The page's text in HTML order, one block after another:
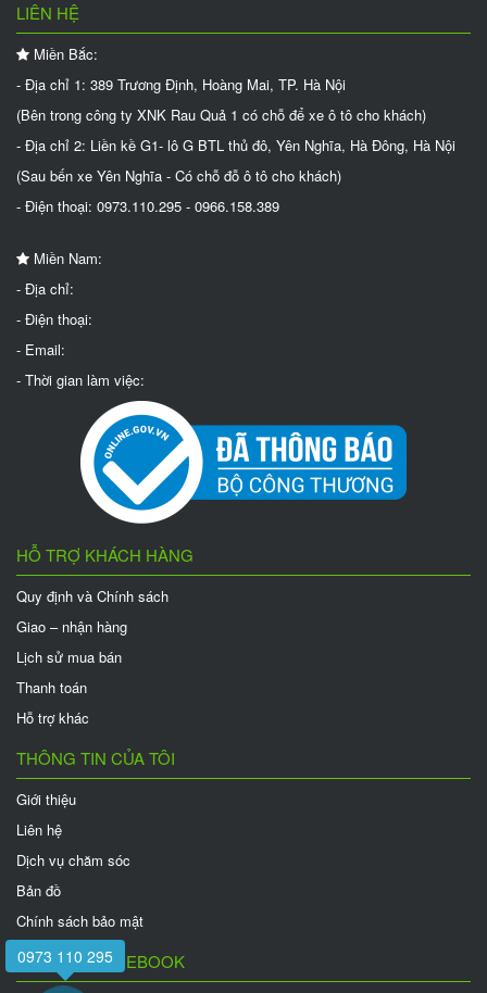
LIÊN HỆ
Miền Bắc:
- Địa chỉ 1: 389 Trương Định, Hoàng Mai, TP. Hà Nội
(Bên trong công ty XNK Rau Quả 1 có chỗ để xe ô tô cho khách)
- Địa chỉ 2: Liền kề G1- lô G BTL thủ đô, Yên Nghĩa, Hà Đông, Hà Nội
(Sau bến xe Yên Nghĩa - Có chỗ đỗ ô tô cho khách)
- Điện thoại: 0973.110.295 - 0966.158.389
Miền Nam:
- Địa chỉ:
- Điện thoại:
- Email:
- Thời gian làm việc:
HỖ TRỢ KHÁCH HÀNG
Quy định và Chính sách
Giao – nhận hàng
Lịch sử mua bán
Thanh toán
Hỗ trợ khác
THÔNG TIN CỦA TÔI
Giới thiệu
Liên hệ
Dịch vụ chăm sóc
Bản đồ
Chính sách bảo mật
FANPAGE FACEBOOK
0973 110 295